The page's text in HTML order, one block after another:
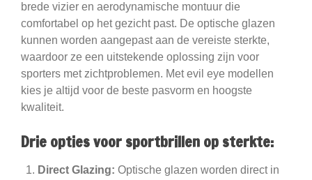
brede vizier en aerodynamische montuur die
comfortabel op het gezicht past. De optische glazen
kunnen worden aangepast aan de vereiste sterkte,
waardoor ze een uitstekende oplossing zijn voor
sporters met zichtproblemen. Met evil eye modellen
kies je altijd voor de beste pasvorm en hoogste
kwaliteit.
Drie opties voor sportbrillen op sterkte:
Direct Glazing: Optische glazen worden direct in